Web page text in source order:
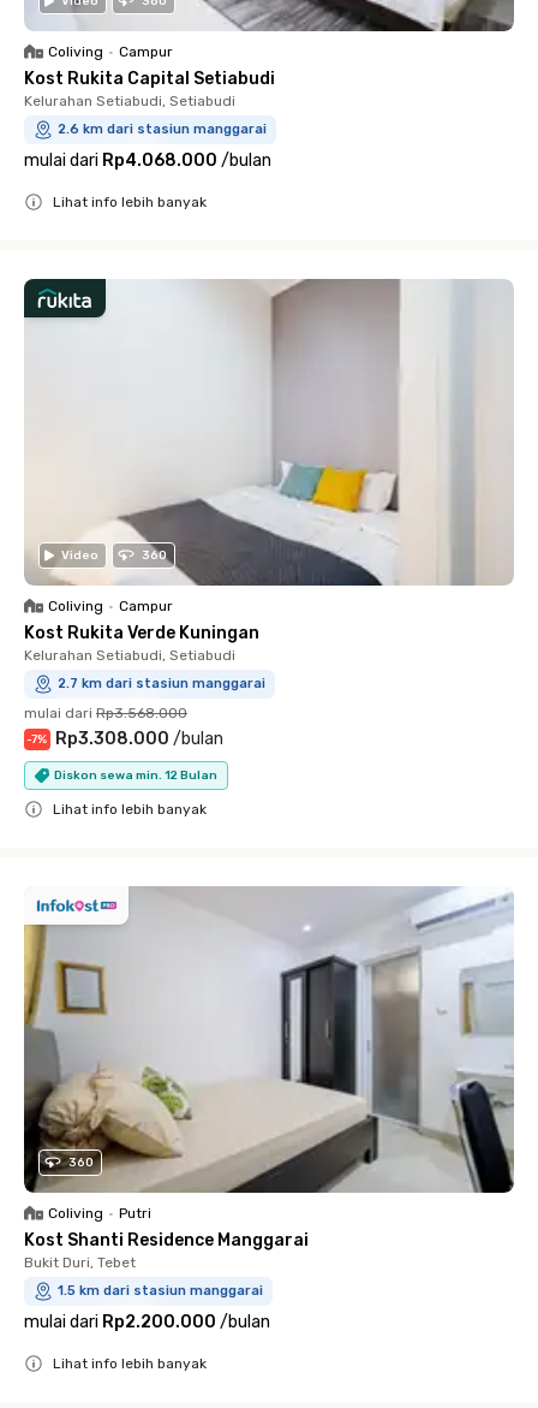
Coliving • Campur
Kost Rukita Capital Setiabudi
Kelurahan Setiabudi, Setiabudi
2.6 km dari stasiun manggarai
mulai dari Rp4.068.000 /bulan
Lihat info lebih banyak
Video 360
Coliving • Campur
Kost Rukita Verde Kuningan
Kelurahan Setiabudi, Setiabudi
2.7 km dari stasiun manggarai
mulai dari Rp3.568.000
-7% Rp3.308.000 /bulan
Diskon sewa min. 12 Bulan
Lihat info lebih banyak
360
Coliving • Putri
Kost Shanti Residence Manggarai
Bukit Duri, Tebet
1.5 km dari stasiun manggarai
mulai dari Rp2.200.000 /bulan
Lihat info lebih banyak